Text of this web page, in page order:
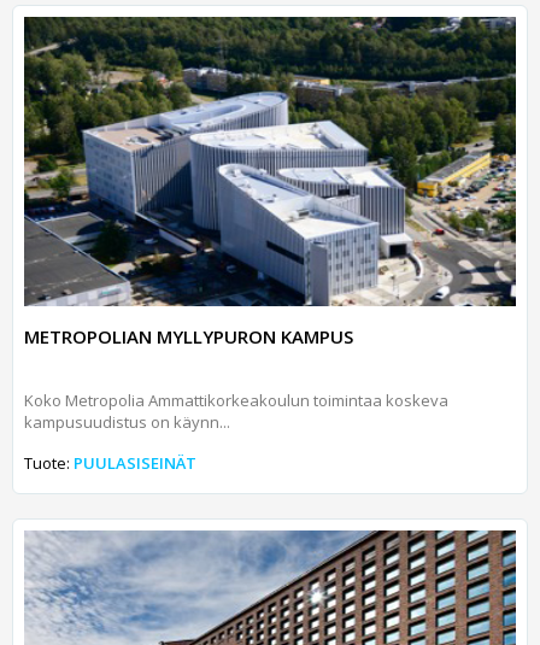
METROPOLIAN MYLLYPURON KAMPUS
Koko Metropolia Ammattikorkeakoulun toimintaa koskeva
kampusuudistus on käynn...
Tuote: PUULASISEINÄT